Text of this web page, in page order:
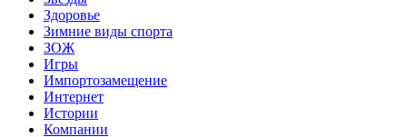
Здоровье
Зимние виды спорта
ЗОЖ
Игры
Импортозамещение
Интернет
Истории
Компании